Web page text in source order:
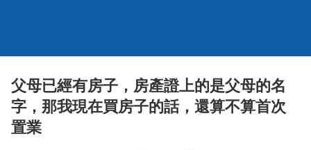
父母已經有房子，房產證上的是父母的名
字，那我現在買房子的話，還算不算首次
置業